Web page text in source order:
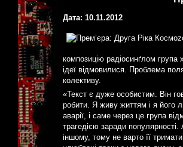
Дата: 10.11.2012
композицію радіосинґлом
ідеї відмовилися. Проблема
колективу.
«Текст є дуже особистим. Він
робити. Я живу життям і я його
аварії, і саме через це група
трагедією заради
іншому, тому не варто її